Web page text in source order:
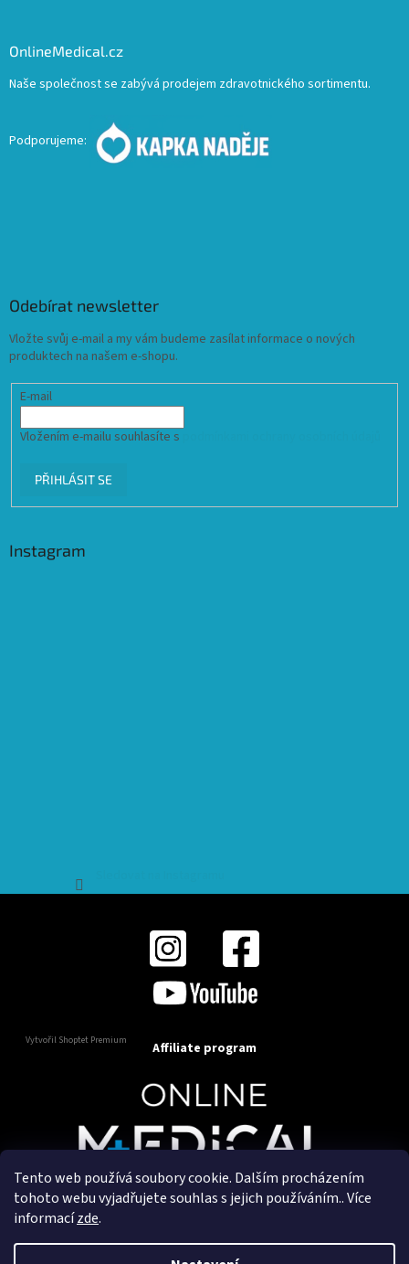
Tento web používá soubory cookie. Dalším procházením
tohoto webu vyjadřujete souhlas s jejich používáním.. Více
informacízde.
OnlineMedical.cz
Naše společnost se zabývá prodejem zdravotnického sortimentu.
Podporujeme:
Odebírat newsletter
Vložte svůj e-mail a my vám budeme zasílat informace o nových
produktech na našem e-shopu.
E-mail
Vložením e-mailu souhlasíte s
PŘIHLÁSIT SE
Instagram
Vytvořil Shoptet Premium Affiliate program
Copyright 2025OnlineMedical.cz. Všechna práva
vyhrazena.
Vytvořil a marketingově zajišťuje